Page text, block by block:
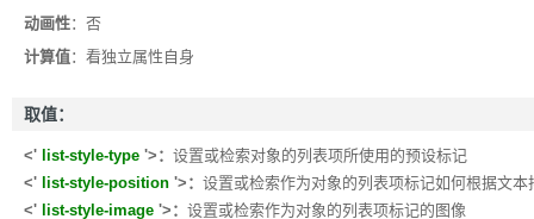
动画性：否
计算值：看独立属性自身
取值：
<' list-style-type '>： 设置或检索对象的列表项所使用的预设标记
<' list-style-position '>： 设置或检索作为对象的列表项标记如何根据文本
<' list-style-image '>： 设置或检索作为对象的列表项标记的图像